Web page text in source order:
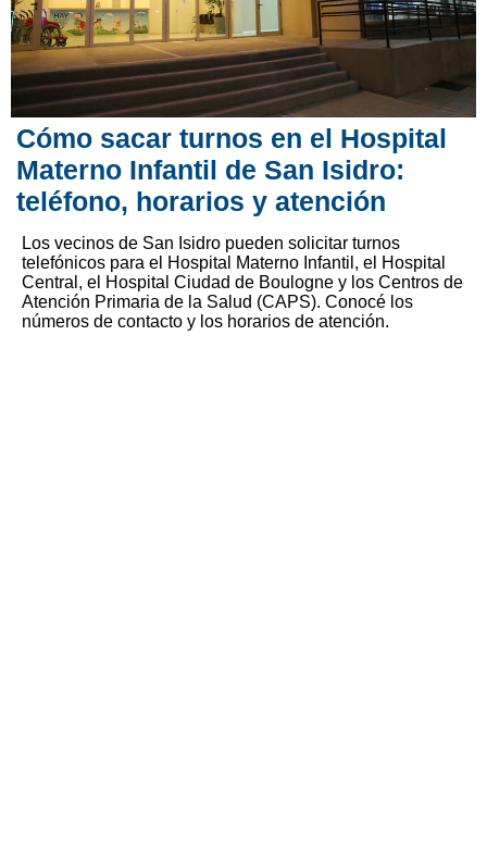
Cómo sacar turnos en el Hospital
Materno Infantil de San Isidro:
teléfono, horarios y atención
Los vecinos de San Isidro pueden solicitar turnos
telefónicos para el Hospital Materno Infantil, el Hospital
Central, el Hospital Ciudad de Boulogne y los Centros de
Atención Primaria de la Salud (CAPS). Conocé los
números de contacto y los horarios de atención.